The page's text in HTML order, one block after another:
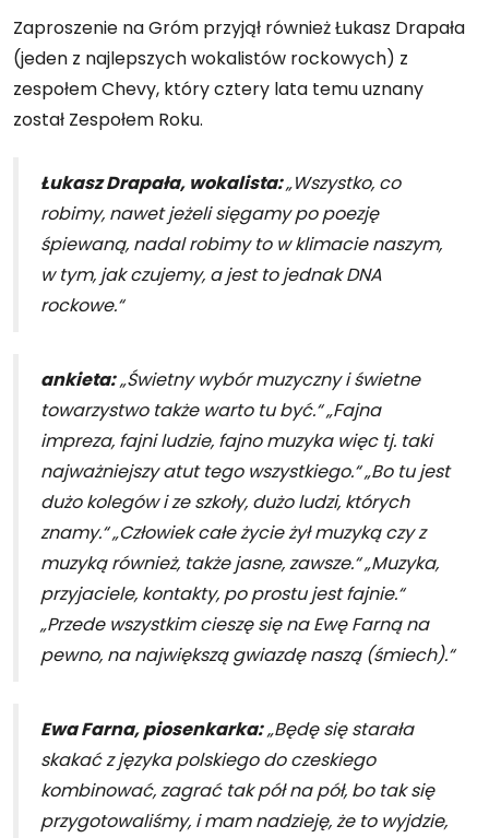
Zaproszenie na Gróm przyjął również Łukasz Drapała
(jeden z najlepszych wokalistów rockowych) z
zespołem Chevy, który cztery lata temu uznany
został Zespołem Roku.
Łukasz Drapała, wokalista:„Wszystko, co
robimy, nawet jeżeli sięgamy po poezję
śpiewaną, nadal robimy to w klimacie naszym,
w tym, jak czujemy, a jest to jednak DNA
rockowe.“
ankieta:„Świetny wybór muzyczny i świetne
towarzystwo także warto tu być.“ „Fajna
impreza, fajni ludzie, fajno muzyka więc tj. taki
najważniejszy atut tego wszystkiego.“ „Bo tu jest
dużo kolegów i ze szkoły, dużo ludzi, których
znamy.“ „Człowiek całe życie żył muzyką czy z
muzyką również, także jasne, zawsze.“ „Muzyka,
przyjaciele, kontakty, po prostu jest fajnie.“
„Przede wszystkim cieszę się na Ewę Farną na
pewno, na największą gwiazdę naszą (śmiech).“
Ewa Farna, piosenkarka:„Będę się starała
skakać z języka polskiego do czeskiego
kombinować, zagrać tak pół na pół, bo tak się
przygotowaliśmy, i mam nadzieję, że to wyjdzie,